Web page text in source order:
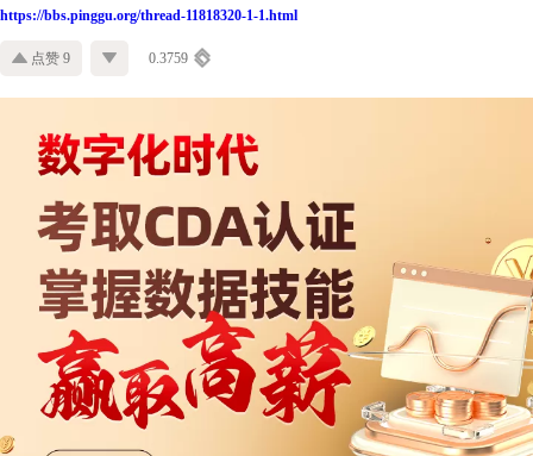
https://bbs.pinggu.org/thread-11818320-1-1.html
点赞 9 0.3759